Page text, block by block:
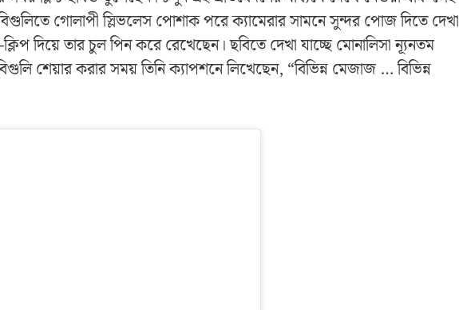
গোলাপী স্লিভলেস পোশাক পরে ক্যামেরার সামনে সুন্দর পোজ দিতে দেখা
দিয়ে তার চুল পিন করে রেখেছেন। ছবিতে দেখা যাচ্ছে মোনালিসা ন্যূনতম
শেয়ার করার সময় তিনি ক্যাপশনে লিখেছেন, “বিভিন্ন মেজাজ … বিভিন্ন